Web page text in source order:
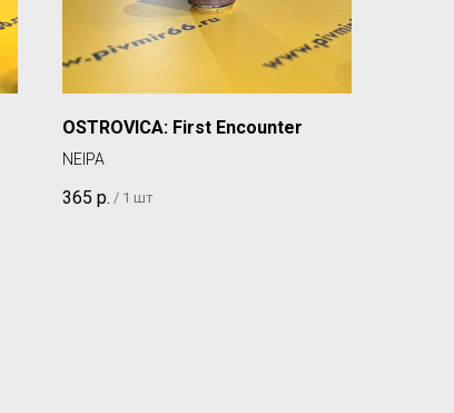
OSTROVICA: First Encounter
NEIPA
365 р. / 1 шт